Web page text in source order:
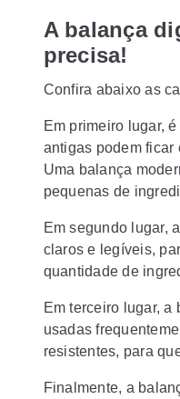
A balança
precisa!
Confira abaixo as
Em primeiro lugar,
antigas podem ficar
Uma balança
pequenas de
Em segundo lugar,
claros e legíveis,
quantidade de
Em terceiro lugar,
usadas
resistentes, para
Finalmente, a